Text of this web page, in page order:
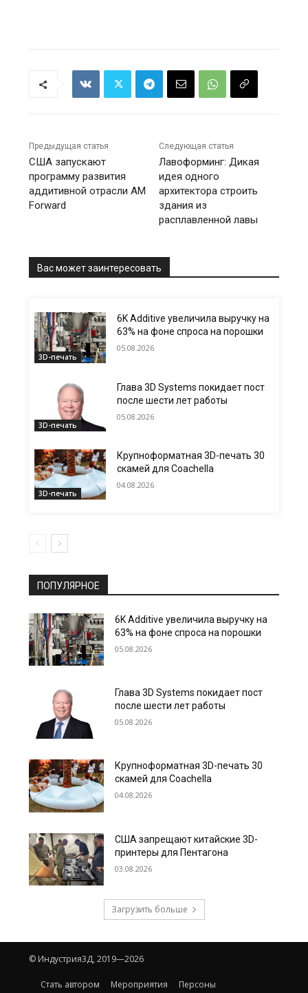
Предыдущая статья
США запускают
программу развития
аддитивной отрасли AM
Forward
Следующая статья
Лавоформинг: Дикая
идея одного
архитектора строить
здания из
расплавленной лавы
Вас может заинтересовать
3D-печать
6K Additive увеличила выручку на
63% на фоне спроса на порошки
05.08.2026
3D-печать
Глава 3D Systems покидает пост
после шести лет работы
05.08.2026
3D-печать
Крупноформатная 3D-печать 30
скамей для Coachella
04.08.2026
ПОПУЛЯРНОЕ
6K Additive увеличила выручку на
63% на фоне спроса на порошки
05.08.2026
Глава 3D Systems покидает пост
после шести лет работы
05.08.2026
Крупноформатная 3D-печать 30
скамей для Coachella
04.08.2026
США запрещают китайские 3D-
принтеры для Пентагона
03.08.2026
Загрузить больше
© Индустрия3Д, 2019—2026
Стать автором Мероприятия
Персоны